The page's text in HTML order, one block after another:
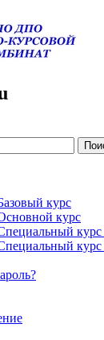
комбинат
курс
курс
курс
курс